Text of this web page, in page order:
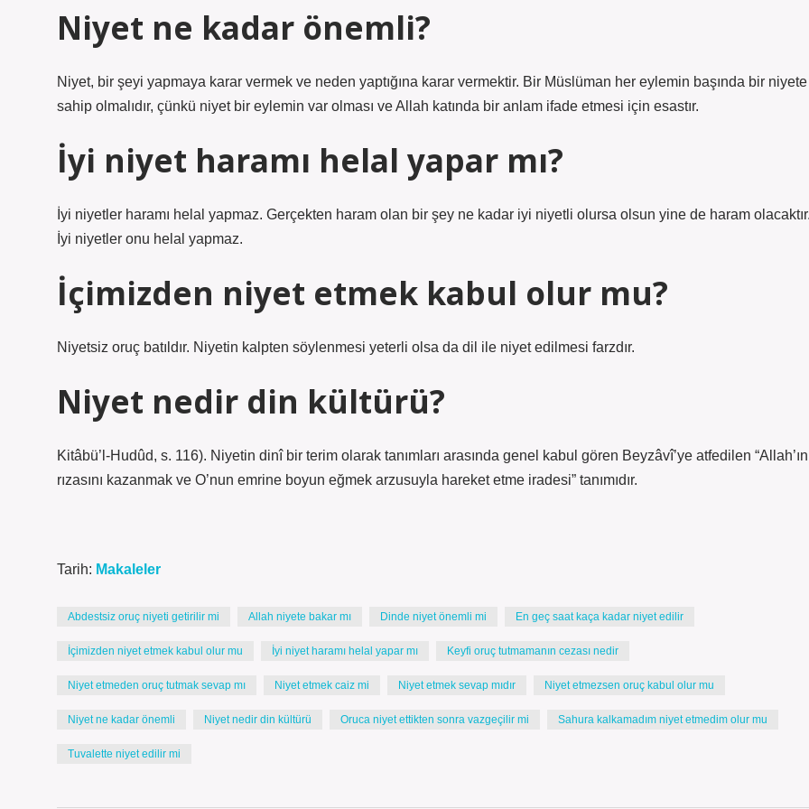
Niyet ne kadar önemli?
Niyet, bir şeyi yapmaya karar vermek ve neden yaptığına karar vermektir. Bir Müslüman her eylemin başında bir niyete
sahip olmalıdır, çünkü niyet bir eylemin var olması ve Allah katında bir anlam ifade etmesi için esastır.
İyi niyet haramı helal yapar mı?
İyi niyetler haramı helal yapmaz. Gerçekten haram olan bir şey ne kadar iyi niyetli olursa olsun yine de haram
İyi niyetler onu helal yapmaz.
İçimizden niyet etmek kabul olur mu?
Niyetsiz oruç batıldır. Niyetin kalpten söylenmesi yeterli olsa da dil ile niyet edilmesi farzdır.
Niyet nedir din kültürü?
Kitâbü’l-Hudûd, s. 116). Niyetin dinî bir terim olarak tanımları arasında genel kabul gören Beyzâvî’ye atfedilen “Allah’ın
rızasını kazanmak ve O’nun emrine boyun eğmek arzusuyla hareket etme iradesi” tanımıdır.
Tarih: Makaleler
Abdestsiz oruç niyeti getirilir mi Allah niyete bakar mı Dinde niyet önemli mi En geç saat kaça kadar niyet edilir
İçimizden niyet etmek kabul olur mu İyi niyet haramı helal yapar mı Keyfi oruç tutmamanın cezası nedir
Niyet etmeden oruç tutmak sevap mı Niyet etmek caiz mi Niyet etmek sevap mıdır Niyet etmezsen oruç kabul olur mu
Niyet ne kadar önemli Niyet nedir din kültürü Oruca niyet ettikten sonra vazgeçilir mi Sahura kalkamadım niyet etmedim olur mu
Tuvalette niyet edilir mi